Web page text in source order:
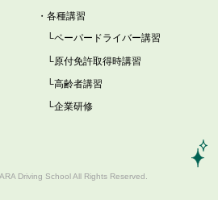
各種講習
ペーパードライバー講習
原付免許取得時講習
高齢者講習
企業研修
Driving School All Rights Reserved.